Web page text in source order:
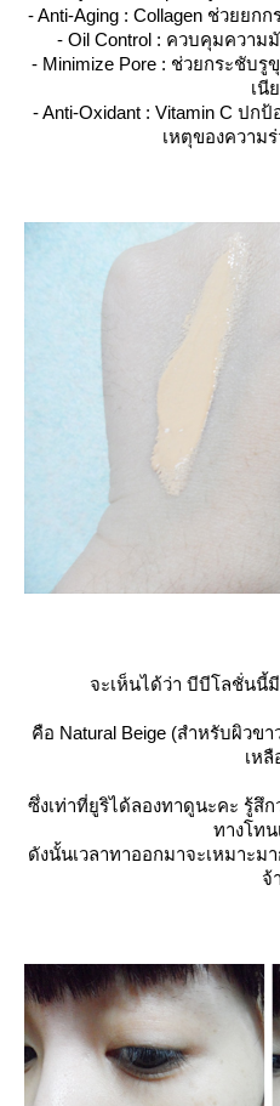
- Anti-Aging : Collagen ช่วยย
- Oil Control : ควบคุมความ
- Minimize Pore : ช่วยกระชับรู
เนี
- Anti-Oxidant : Vitamin C ปก
เหตุของความ
จะเห็นได้ว่า บีบีโลชั่นนี้
คือ Natural Beige (สำหรับผิวข
เหลื
ซึ่งเท่าที่ยูริได้ลองทาดูนะคะ รู้สึ
ทางโทน
ดังนั้นเวลาทาออกมาจะเหมาะ
จ้า